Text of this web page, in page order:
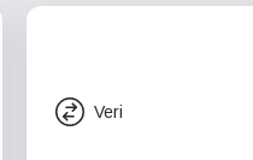
Veri